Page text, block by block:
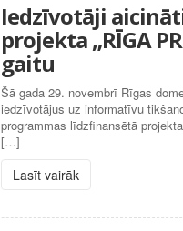
Iedzīvotāji
projekta „RĪGA
gaitu
Šā gada 29. novembrī Rīgas
iedzīvotājus uz informatīvu
programmas līdzfinansētā
[…]
Lasīt vairāk